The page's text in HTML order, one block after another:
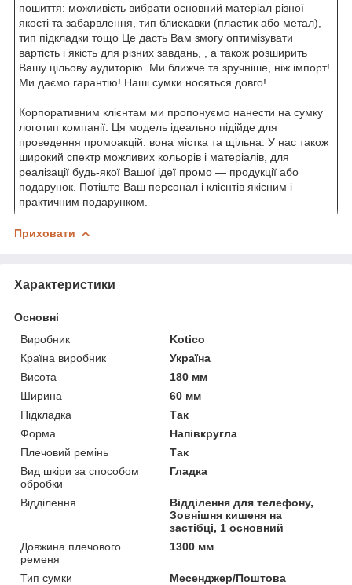
пошиття: можливість вибрати основний матеріал різної
якості та забарвлення, тип блискавки (пластик або метал),
тип підкладки тощо Це дасть Вам змогу оптимізувати
вартість і якість для різних завдань, , а також розширить
Вашу цільову аудиторію. Ми ближче та зручніше, ніж імпорт!
Ми даємо гарантію! Наші сумки носяться довго!
Корпоративним клієнтам ми пропонуємо нанести на сумку
логотип компанії. Ця модель ідеально підійде для
проведення промоакцій: вона містка та щільна. У нас також
широкий спектр можливих кольорів і матеріалів, для
реалізації будь-якої Вашої ідеї промо — продукції або
подарунок. Потіште Ваш персонал і клієнтів якісним і
практичним подарунком.
Приховати
Характеристики
Основні
Виробник
Kotico
Країна виробник
Україна
Висота
180 мм
Ширина
60 мм
Підкладка
Так
Форма
Напівкругла
Плечовий ремінь
Так
Вид шкіри за способом
обробки
Гладка
Відділення
Відділення для телефону,
Зовнішня кишеня на
застібці, 1 основний
Довжина плечового
ременя
1300 мм
Тип сумки
Месенджер/Поштова